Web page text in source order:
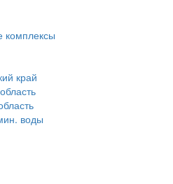
комплексы
край
воды